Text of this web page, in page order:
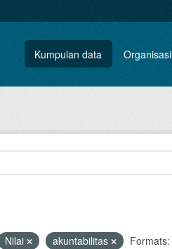
Kumpulan data Organisasi
Nilai akuntabilitas
Formats: